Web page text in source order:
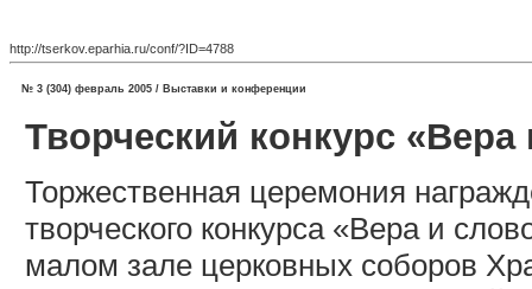
http://tserkov.eparhia.ru/conf/?ID=4788
№ 3 (304) февраль 2005 / Выставки и конференции
Творческий конкурс «Вера
Торжественная церемония
творческого конкурса «Вера и
малом зале церковных соборов